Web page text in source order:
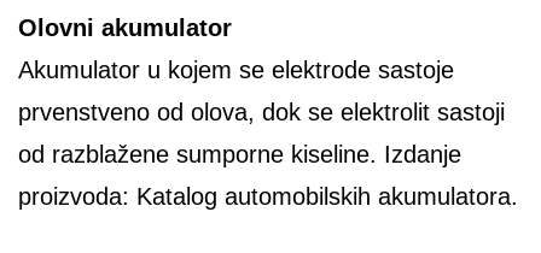
Olovni akumulator
Akumulator u kojem se elektrode sastoje
prvenstveno od olova, dok se elektrolit sastoji
od razblažene sumporne kiseline. Izdanje
proizvoda: Katalog automobilskih akumulatora.